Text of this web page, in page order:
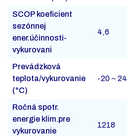
SCOP koeficient
sezónnej
ener.účinnosti-
vykurovani
4,6
Prevádzková
teplota/vykurovanie
(°C)
-20 ~ 24
Ročná spotr.
energie klim.pre
vykurovanie
1218